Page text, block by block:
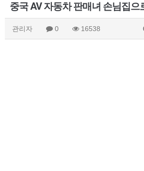
중국 AV 자동차 판매녀 손님집으
관리자 0 16538